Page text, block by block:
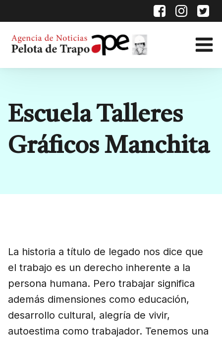
Escuela Talleres
Gráficos Manchita
La historia a título de legado nos dice que
el trabajo es un derecho inherente a la
persona humana. Pero trabajar significa
además dimensiones como educación,
desarrollo cultural, alegría de vivir,
autoestima como trabajador. Tenemos una